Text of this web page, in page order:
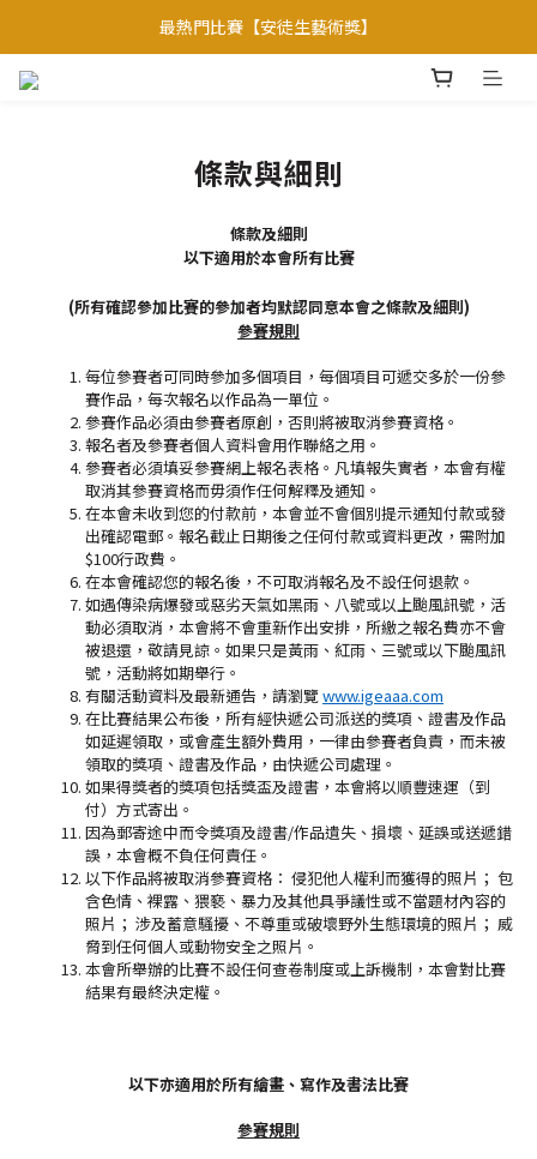
【會員優惠】加入會員專享更多會員禮遇
最熱門比賽【安徒生藝術獎】
條款與細則
條款及細則
以下適用於本會所有比賽
(所有確認參加比賽的參加者均默認同意本會之條款及細則)
參賽規則
每位參賽者可同時參加多個項目，每個項目可遞交多於一份參
賽作品，每次報名以作品為一單位。
參賽作品必須由參賽者原創，否則將被取消參賽資格。
報名者及參賽者個人資料會用作聯絡之用。
參賽者必須填妥參賽網上報名表格。凡填報失實者，本會有權
取消其參賽資格而毋須作任何解釋及通知。
在本會未收到您的付款前，本會並不會個別提示通知付款或發
出確認電郵。報名截止日期後之任何付款或資料更改，需附加
$100行政費。
在本會確認您的報名後，不可取消報名及不設任何退款。
如遇傳染病爆發或惡劣天氣如黑雨、八號或以上颱風訊號，活
動必須取消，本會將不會重新作出安排，所繳之報名費亦不會
被退還，敬請見諒。如果只是黃雨、紅雨、三號或以下颱風訊
號，活動將如期舉行。
有關活動資料及最新通告，請瀏覽www.igeaaa.com
在比賽結果公布後，所有經快遞公司派送的獎項、證書及作品
如延遲領取，或會產生額外費用，一律由參賽者負責，而未被
領取的獎項、證書及作品，由快遞公司處理。
如果得獎者的獎項包括獎盃及證書，本會將以順豐速運（到
付）方式寄出。
因為郵寄途中而令獎項及證書/作品遺失、損壞、延誤或送遞錯
誤，本會概不負任何責任。
以下作品將被取消參賽資格： 侵犯他人權利而獲得的照片； 包
含色情、裸露、猥褻、暴力及其他具爭議性或不當題材內容的
照片； 涉及蓄意騷擾、不尊重或破壞野外生態環境的照片； 威
脅到任何個人或動物安全之照片。
本會所舉辦的比賽不設任何查卷制度或上訴機制，本會對比賽
結果有最終決定權。
以下亦適用於所有繪畫、寫作及書法比賽
參賽規則